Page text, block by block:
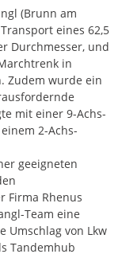
(Brunn am
eines 62,5
Durchmesser, und
in
Zudem wurde ein
mit einer 9-Achs-
2-Achs-
geeigneten
Firma Rhenus
Team eine
Umschlag von Lkw
Tandemhub